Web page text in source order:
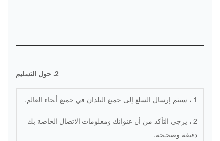
2. حول التسليم
1 ، سيتم إرسال السلع إلى جميع البلدان في جميع أنحاء العالم.
2 ، يرجى التأكد من أن عنوانك ومعلومات الاتصال الخاصة بك
دقيقة وصحيحة.